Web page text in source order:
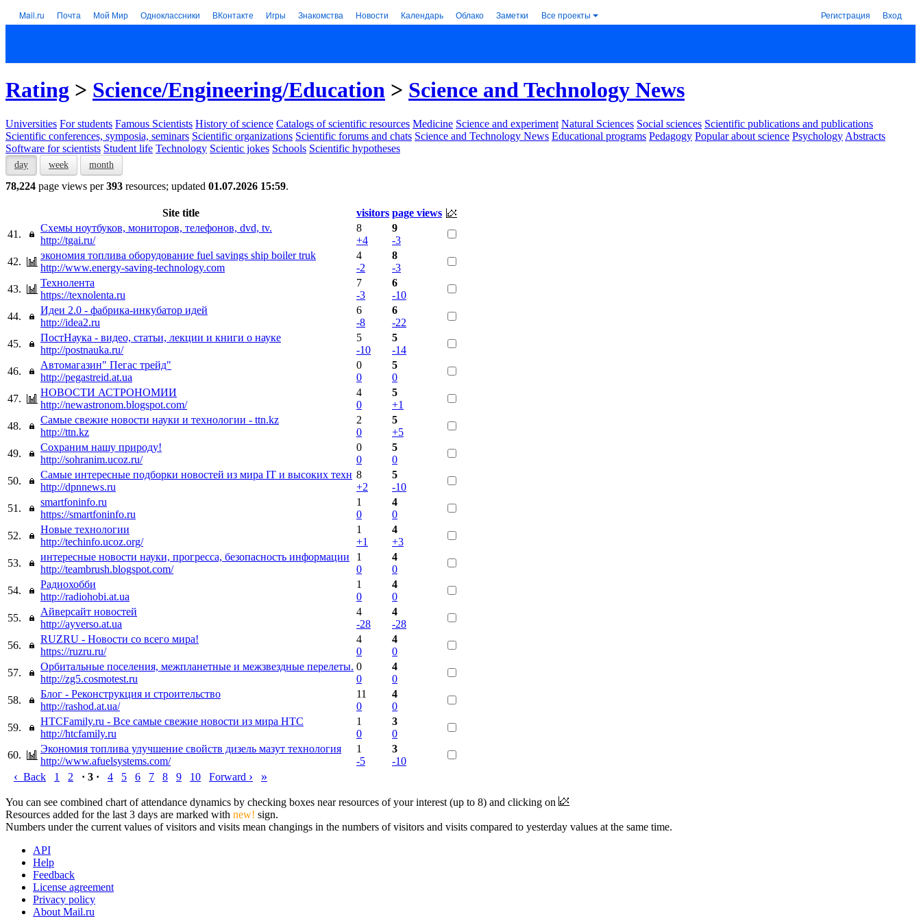
Mail.ru Почта Мой Мир Одноклассники ВКонтакте Игры Знакомства Новости Календарь Облако Заметки Все проекты Регистрация Вход
Rating > Science/Engineering/Education > Science and Technology News
Universities For students Famous Scientists History of science Catalogs of scientific resources Medicine Science and experiment Natural Sciences Social sciences Scientific publications and publications
Scientific conferences, symposia, seminars Scientific organizations Scientific forums and chats Science and Technology News Educational programs Pedagogy Popular about science Psychology Abstracts
Software for scientists Student life Technology Scientic jokes Schools Scientific hypotheses
day week month
78,224 page views per393 resources; updated 01.07.2026 15:59.
Site title visitors page views
41.
Схемы ноутбуков, мониторов, телефонов, dvd, tv.
http://tgai.ru/
8
+4
9
-3
42.
экономия топлива оборудование fuel savings ship boiler truk
http://www.energy-saving-technology.com
4
-2
8
-3
43.
Технолента
https://texnolenta.ru
7
-3
6
-10
44.
Идеи 2.0 - фабрика-инкубатор идей
http://idea2.ru
6
-8
6
-22
45.
ПостНаука - видео, статьи, лекции и книги о науке
http://postnauka.ru/
5
-10
5
-14
46.
Автомагазин" Пегас трейд"
http://pegastreid.at.ua
0
0
5
0
47.
НОВОСТИ АСТРОНОМИИ
http://newastronom.blogspot.com/
4
0
5
+1
48.
Самые свежие новости науки и технологии - ttn.kz
http://ttn.kz
2
0
5
+5
49.
Сохраним нашу природу!
http://sohranim.ucoz.ru/
0
0
5
0
50.
Самые интересные подборки новостей из мира IT и высоких техн
http://dpnnews.ru
8
+2
5
-10
51.
smartfoninfo.ru
https://smartfoninfo.ru
1
0
4
0
52.
Новые технологии
http://techinfo.ucoz.org/
1
+1
4
+3
53.
интересные новости науки, прогресса, безопасность информации
http://teambrush.blogspot.com/
1
0
4
0
54.
Радиохобби
http://radiohobi.at.ua
1
0
4
0
55.
Айверсайт новостей
http://ayverso.at.ua
4
-28
4
-28
56.
RUZRU - Новости со всего мира!
https://ruzru.ru/
4
0
4
0
57.
Орбитальные поселения, межпланетные и межзвездные перелеты.
http://zg5.cosmotest.ru
0
0
4
0
58.
Блог - Реконструкция и строительство
http://rashod.at.ua/
11
0
4
0
59.
HTCFamily.ru - Все самые свежие новости из мира HTC
http://htcfamily.ru
1
0
3
0
60.
Экономия топлива улучшение свойств дизель мазут технология
http://www.afuelsystems.com/
1
-5
3
-10
‹ Back 1 2 · 3 · 4 5 6 7 8 9 10 Forward › »
You can see combined chart of attendance dynamics by checking boxes near resources of your interest (up to 8) and clicking on
Resources added for the last 3 days are marked with new! sign.
Numbers under the current values of visitors and visits mean changings in the numbers of visitors and visits compared to yesterday values at the same time.
API
Help
Feedback
License agreement
Privacy policy
About Mail.ru